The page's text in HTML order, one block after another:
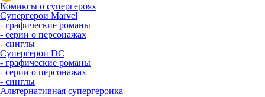
Комиксы о супергероях
Супергерои Marvel
- графические романы
- серии о персонажах
- синглы
Супергерои DC
- графические романы
- серии о персонажах
- синглы
Альтернативная супергероика